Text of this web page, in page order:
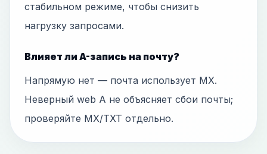
стабильном режиме, чтобы снизить
нагрузку запросами.
Влияет ли A-запись на почту?
Напрямую нет — почта использует MX.
Неверный web A не объясняет сбои почты;
проверяйте MX/TXT отдельно.